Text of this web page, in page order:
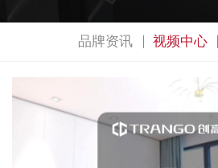
品牌资讯 视频中心